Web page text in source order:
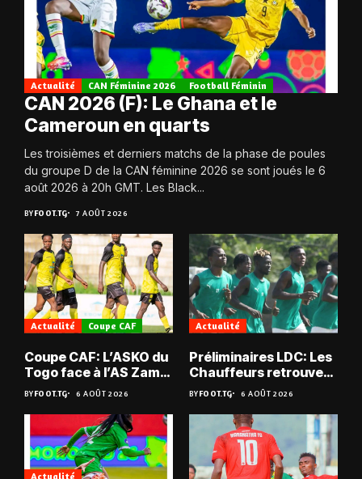
Actualité CAN Féminine 2026 Football Féminin
CAN 2026 (F): Le Ghana et le
Cameroun en quarts
Les troisièmes et derniers matchs de la phase de poules
du groupe D de la CAN féminine 2026 se sont joués le 6
août 2026 à 20h GMT. Les Black...
BYFOOT.TG 7 AOÛT 2026
Actualité Coupe CAF
Coupe CAF: L’ASKO du
Togo face à l’AS Zam
du Niger
BYFOOT.TG 6 AOÛT 2026
Actualité
Préliminaires LDC: Les
Chauffeurs retrouvent
les Mimos
BYFOOT.TG 6 AOÛT 2026
Actualité